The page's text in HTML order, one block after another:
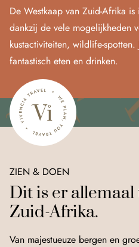
De Westkaap van Zuid‑Afrika
dankzij de vele mogelijkheden
kustactiviteiten,
fantastisch eten en drinken.
ZIEN & DOEN
Dit is er
Zuid-Afrika.
Van majestueuze bergen en